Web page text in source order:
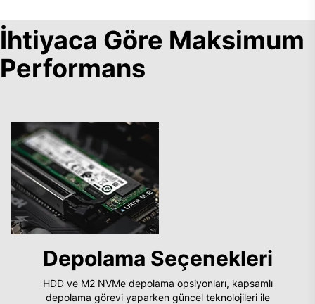
İhtiyaca Göre Maksimum
Performans
Depolama Seçenekleri
HDD ve M2 NVMe depolama opsiyonları, kapsamlı
depolama görevi yaparken güncel teknolojileri ile